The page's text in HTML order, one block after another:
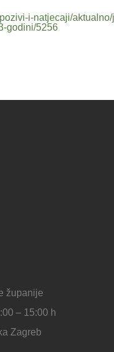
i-natjecaji/
godini/5256
županije
– 15:00 h
Zagreb